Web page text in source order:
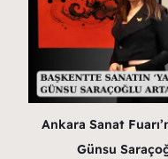
Ankara Sanat
Günsu